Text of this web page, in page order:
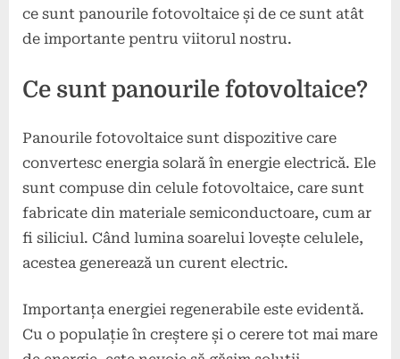
ce sunt panourile fotovoltaice și de ce sunt atât
de importante pentru viitorul nostru.
Ce sunt panourile fotovoltaice?
Panourile fotovoltaice sunt dispozitive care
convertesc energia solară în energie electrică. Ele
sunt compuse din celule fotovoltaice, care sunt
fabricate din materiale semiconductoare, cum ar
fi siliciul. Când lumina soarelui lovește celulele,
acestea generează un curent electric.
Importanța energiei regenerabile este evidentă.
Cu o populație în creștere și o cerere tot mai mare